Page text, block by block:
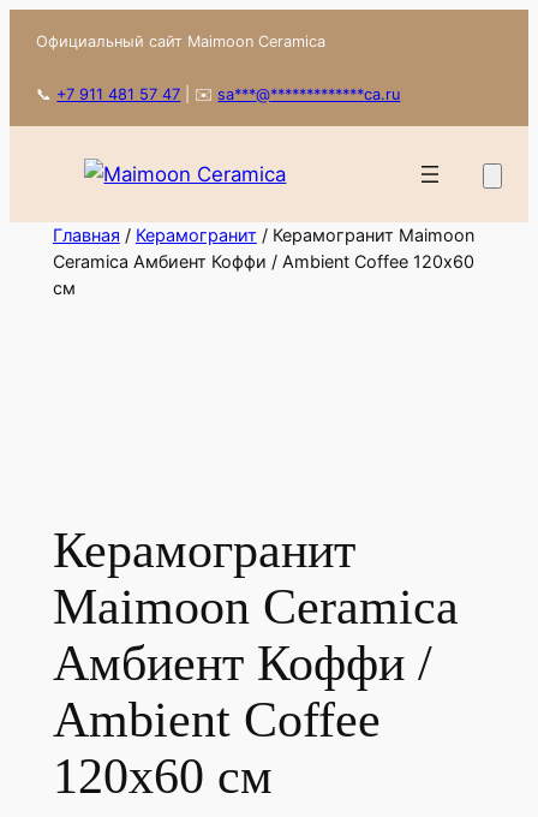
содержимому
Официальный сайт Maimoon Ceramica
📞 +7 911 481 57 47 ✉️sa***@*************ca.ru
Главная / Керамогранит / Керамогранит Maimoon
Ceramica Амбиент Коффи / Ambient Coffee 120х60
см
Керамогранит
Maimoon Ceramica
Амбиент Коффи /
Ambient Coffee
120х60 см